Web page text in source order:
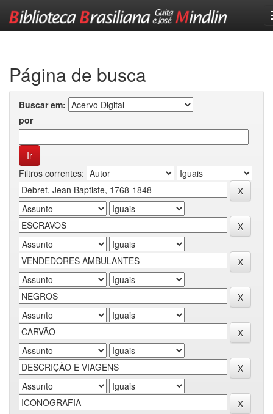
Página de busca
Buscar em:
por
Filtros correntes: